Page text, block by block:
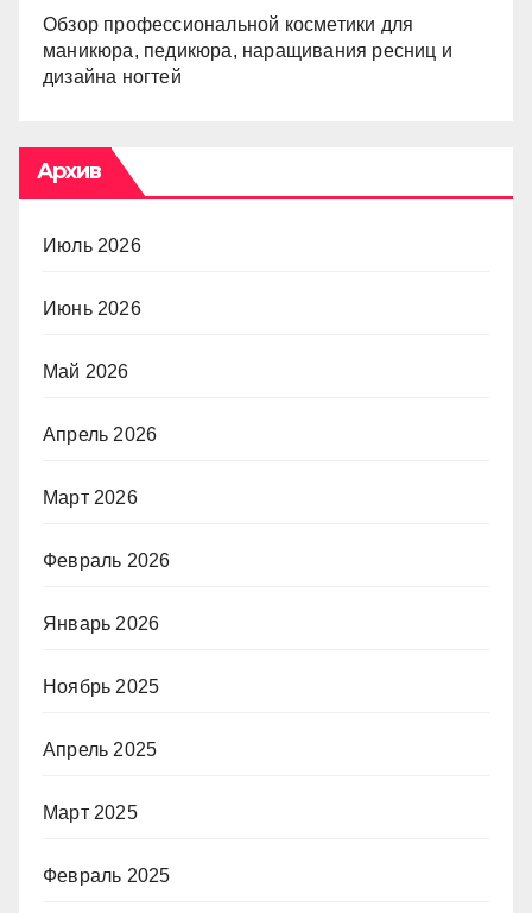
Обзор профессиональной косметики для
маникюра, педикюра, наращивания ресниц и
дизайна ногтей
Архив
Июль 2026
Июнь 2026
Май 2026
Апрель 2026
Март 2026
Февраль 2026
Январь 2026
Ноябрь 2025
Апрель 2025
Март 2025
Февраль 2025